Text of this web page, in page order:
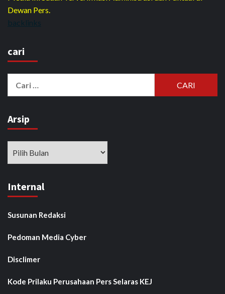
Dewan Pers.
backlinks
cari
Arsip
Internal
Susunan Redaksi
Pedoman Media Cyber
Disclimer
Kode Prilaku Perusahaan Pers Selaras KEJ